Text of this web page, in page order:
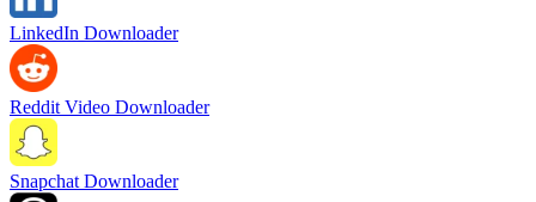
LinkedIn Downloader
Reddit Video Downloader
Snapchat Downloader